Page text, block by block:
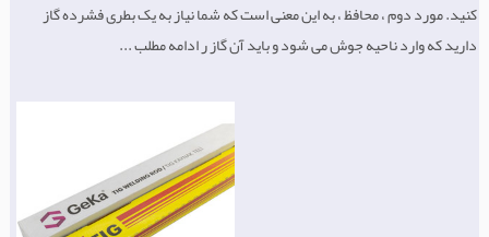
کنید. مورد دوم ، محافظ ، به این معنی است که شما نیاز به یک بطری فشرده گاز
دارید که وارد ناحیه جوش می شود و باید آن گاز ر ادامه مطلب ...